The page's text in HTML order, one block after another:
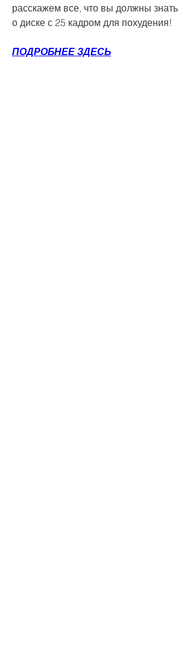
расскажем все, что вы должны знать
о диске с 25 кадром для похудения!
ПОДРОБНЕЕ ЗДЕСЬ